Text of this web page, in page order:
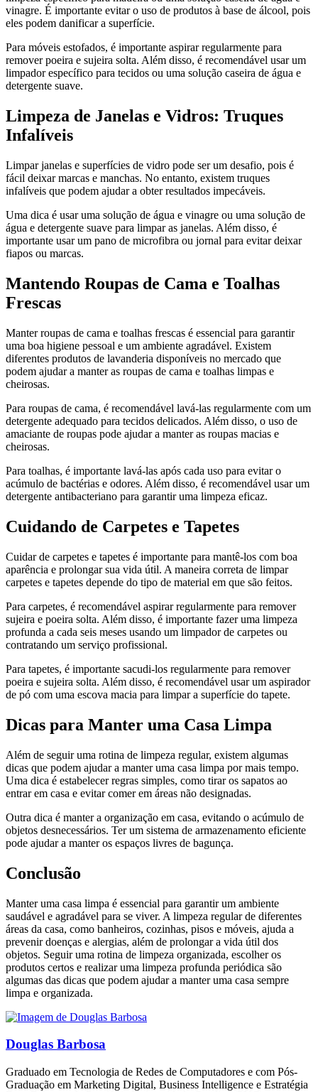
vinagre. É importante evitar o uso de produtos à base de álcool, pois
eles podem danificar a superfície.
Para móveis estofados, é importante aspirar regularmente para
remover poeira e sujeira solta. Além disso, é recomendável usar um
limpador específico para tecidos ou uma solução caseira de água e
detergente suave.
Limpeza de Janelas e Vidros: Truques
Infalíveis
Limpar janelas e superfícies de vidro pode ser um desafio, pois é
fácil deixar marcas e manchas. No entanto, existem truques
infalíveis que podem ajudar a obter resultados impecáveis.
Uma dica é usar uma solução de água e vinagre ou uma solução de
água e detergente suave para limpar as janelas. Além disso, é
importante usar um pano de microfibra ou jornal para evitar deixar
fiapos ou marcas.
Mantendo Roupas de Cama e Toalhas
Frescas
Manter roupas de cama e toalhas frescas é essencial para garantir
uma boa higiene pessoal e um ambiente agradável. Existem
diferentes produtos de lavanderia disponíveis no mercado que
podem ajudar a manter as roupas de cama e toalhas limpas e
cheirosas.
Para roupas de cama, é recomendável lavá-las regularmente com um
detergente adequado para tecidos delicados. Além disso, o uso de
amaciante de roupas pode ajudar a manter as roupas macias e
cheirosas.
Para toalhas, é importante lavá-las após cada uso para evitar o
acúmulo de bactérias e odores. Além disso, é recomendável usar um
detergente antibacteriano para garantir uma limpeza eficaz.
Cuidando de Carpetes e Tapetes
Cuidar de carpetes e tapetes é importante para mantê-los com boa
aparência e prolongar sua vida útil. A maneira correta de limpar
carpetes e tapetes depende do tipo de material em que são feitos.
Para carpetes, é recomendável aspirar regularmente para remover
sujeira e poeira solta. Além disso, é importante fazer uma limpeza
profunda a cada seis meses usando um limpador de carpetes ou
contratando um serviço profissional.
Para tapetes, é importante sacudi-los regularmente para remover
poeira e sujeira solta. Além disso, é recomendável usar um aspirador
de pó com uma escova macia para limpar a superfície do tapete.
Dicas para Manter uma Casa Limpa
Além de seguir uma rotina de limpeza regular, existem algumas
dicas que podem ajudar a manter uma casa limpa por mais tempo.
Uma dica é estabelecer regras simples, como tirar os sapatos ao
entrar em casa e evitar comer em áreas não designadas.
Outra dica é manter a organização em casa, evitando o acúmulo de
objetos desnecessários. Ter um sistema de armazenamento eficiente
pode ajudar a manter os espaços livres de bagunça.
Conclusão
Manter uma casa limpa é essencial para garantir um ambiente
saudável e agradável para se viver. A limpeza regular de diferentes
áreas da casa, como banheiros, cozinhas, pisos e móveis, ajuda a
prevenir doenças e alergias, além de prolongar a vida útil dos
objetos. Seguir uma rotina de limpeza organizada, escolher os
produtos certos e realizar uma limpeza profunda periódica são
algumas das dicas que podem ajudar a manter uma casa sempre
limpa e organizada.
Douglas Barbosa
Graduado em Tecnologia de Redes de Computadores e com Pós-
Graduação em Marketing Digital, Business Intelligence e Estratégia